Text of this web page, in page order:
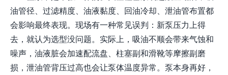
油管径、过滤精度、油液黏度、回油冷却、泄油管布置都
会影响最终表现。现场有一种常见误判：新泵压力上得
去，就认为选型没问题。实际上，吸油不顺会带来气蚀和
噪声，油液脏会加速配流盘、柱塞副和滑靴等摩擦副磨
损，泄油管背压过高也会让泵体温度异常。泵本身再好，